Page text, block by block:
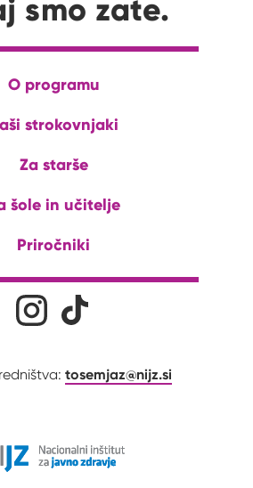
smo zate.
O programu
strokovnjaki
Za starše
šole in učitelje
Priročniki
omrežja
tosemjaz@nijz.si